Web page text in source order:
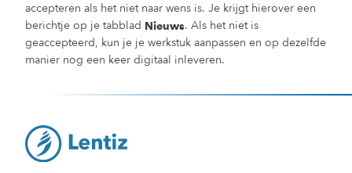
accepteren als het niet naar wens is. Je krijgt hierover een
berichtje op je tabblad Nieuws. Als het niet is
geaccepteerd, kun je je werkstuk aanpassen en op dezelfde
manier nog een keer digitaal inleveren.